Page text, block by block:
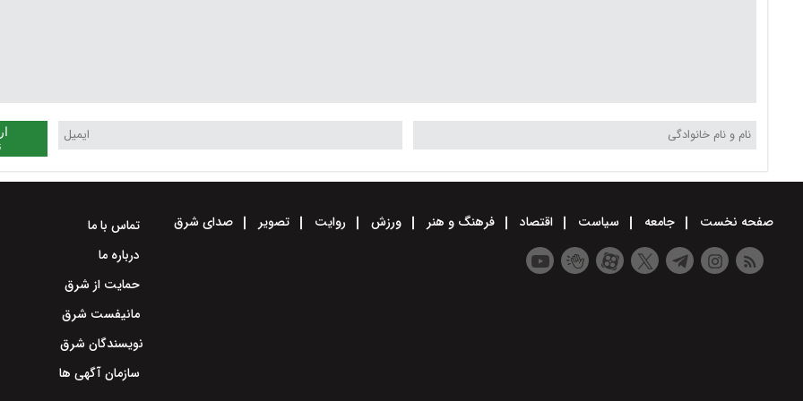
صفحه نخست جامعه سیاست اقتصاد فرهنگ و هنر ورزش روایت تصویر صدای شرق
تماس با ما
درباره ما
حمایت از شرق
مانیفست شرق
نویسندگان شرق
سازمان آگهی ها